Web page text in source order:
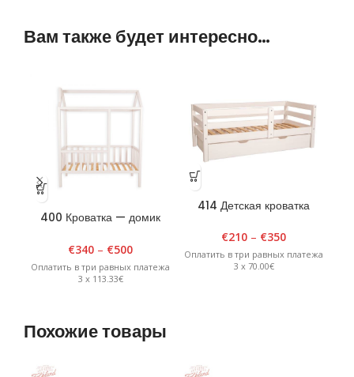
Вам также будет интересно…
400 Кроватка — домик
Белая
€340 – €500
Оплатить в три равных платежа
3 x 113.33€
414 Детская кроватка
белая
€210 – €350
Оплатить в три равных платежа
3 x 70.00€
Похожие товары